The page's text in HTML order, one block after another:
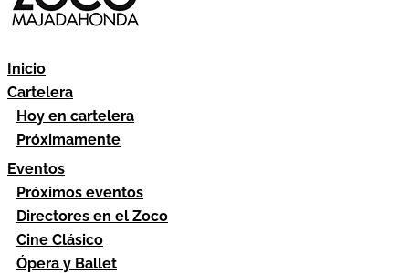
Inicio
Cartelera
Hoy en cartelera
Próximamente
Eventos
Próximos eventos
Directores en el Zoco
Cine Clásico
Ópera y Ballet